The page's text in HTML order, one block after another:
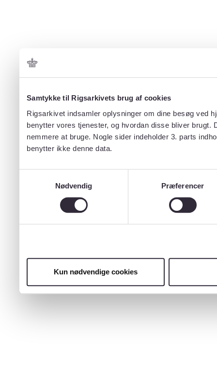
Samtykke til Rigsarkivets brug af cookies
Rigsarkivet indsamler oplysninger om dine besøg ved
benytter vores tjenester, og hvordan disse bliver
nemmere at bruge. Nogle sider indeholder 3. parts
benytter ikke denne data.
Nødvendig
Præferencer
Kun nødvendige cookies